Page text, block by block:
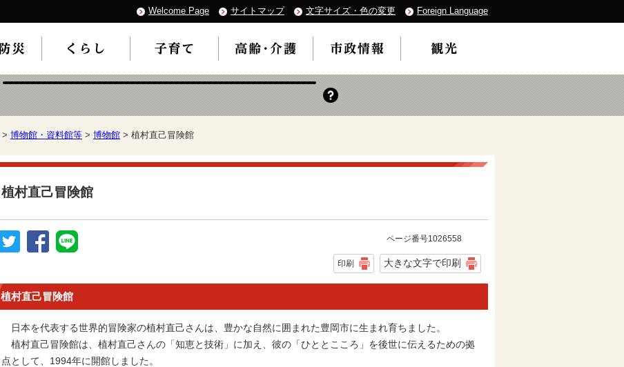
Welcome Page サイトマップ 文字サイズ・色の変更 Foreign Language
> 博物館・資料館等 > 博物館 > 植村直己冒険館
植村直己冒険館
ページ番号1026558
印刷 大きな文字で印刷
植村直己冒険館
日本を代表する世界的冒険家の植村直己さんは、豊かな自然に囲まれた豊岡市に生まれ育ちました。
植村直己冒険館は、植村直己さんの「知恵と技術」に加え、彼の「ひととこころ」を後世に伝えるための拠
点として、1994年に開館しました。